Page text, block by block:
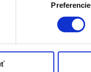
Preferencie